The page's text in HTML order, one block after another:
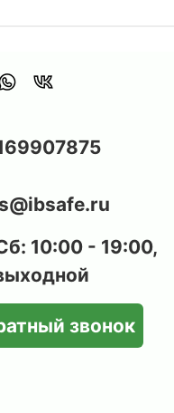
10:00 - 19:00,
звонок